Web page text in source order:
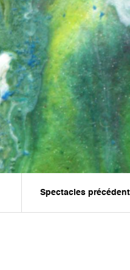
Spectacles